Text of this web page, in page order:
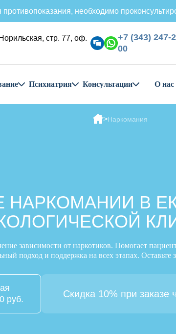
необходимо
стр. 77, оф.
+7 (343) 247-
00
Психиатрия Консультации О нас
Наркомания
НАРКОМАНИИ В
зависимости от наркотиков. Помогает
подход и поддержка на всех этапах. Оставьте
руб.
Скидка 10% при заказе